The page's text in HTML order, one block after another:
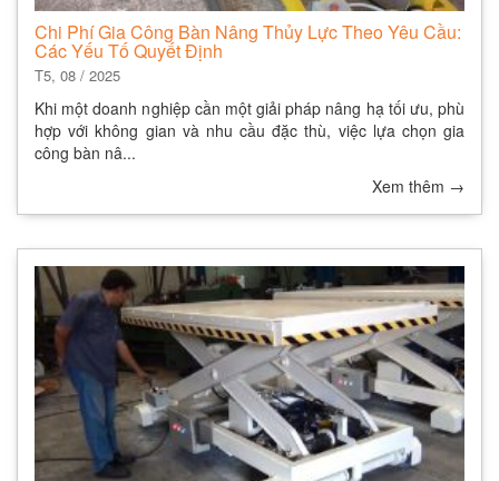
Chi Phí Gia Công Bàn Nâng Thủy Lực Theo Yêu Cầu:
Các Yếu Tố Quyết Định
T5, 08 / 2025
Khi một doanh nghiệp cần một giải pháp nâng hạ tối ưu, phù
hợp với không gian và nhu cầu đặc thù, việc lựa chọn gia
công bàn nâ...
Xem thêm →